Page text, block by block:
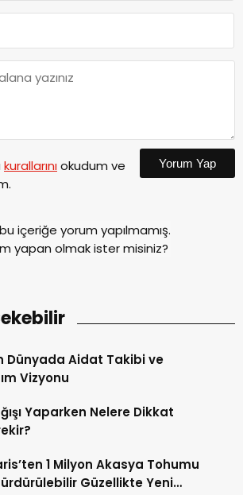
kurallarını Yorum Yap
içeriğe yorum yapılmamış.
Dünyada Aidat Takibi ve
Yaparken Nelere Dikkat
1 Milyon Akasya Tohumu